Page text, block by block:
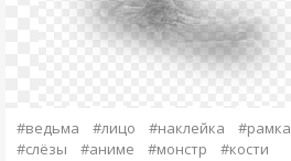
#ведьма #лицо #наклейка
#рамка
#слёзы
#аниме #монстр #кости